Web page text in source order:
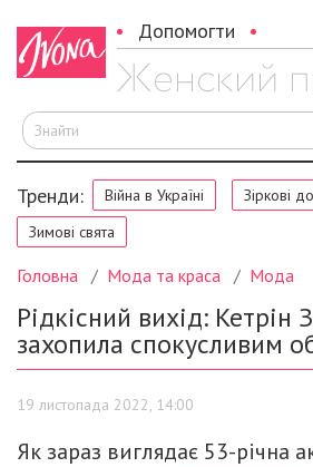
Допомогти
Тренди: Війна в Україні
Зіркові
Зимові свята
Головна Мода та краса Мода
Рідкісний вихід:
захопила спокусливим
19 листопада 2022, 14:00
Як зараз виглядає 53-річна